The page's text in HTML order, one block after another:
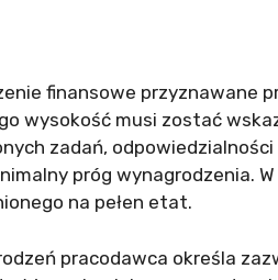
finansowe przyznawane
wysokość musi zostać
zadań,
próg wynagrodzenia.
na pełen etat.
pracodawca określa